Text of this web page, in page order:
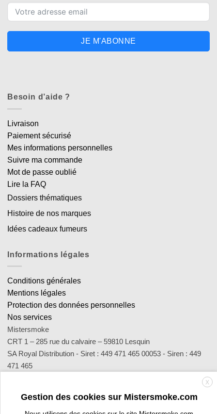
JE M'ABONNE
Besoin d’aide ?
Livraison
Paiement sécurisé
Mes informations personnelles
Suivre ma commande
Mot de passe oublié
Lire la FAQ
Dossiers thématiques
Histoire de nos marques
Idées cadeaux fumeurs
Informations légales
Conditions générales
Mentions légales
Protection des données personnelles
Nos services
Mistersmoke
CRT 1 – 285 rue du calvaire – 59810 Lesquin
SA Royal Distribution - Siret : 449 471 465 00053 - Siren : 449
471 465
lundi au vendredi de 9h à 17h.
X
Gestion des cookies sur Mistersmoke.com